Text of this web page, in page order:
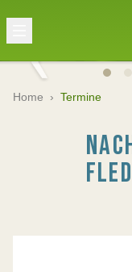
Home › Termine